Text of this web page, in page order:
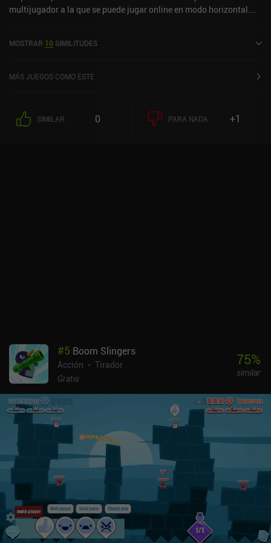
multijugador a la que se puede jugar online en modo horizontal.
Store de iOS.
MOSTRAR 10 SIMILITUDES
MÁS JUEGOS COMO ESTE
SIMILAR 0 PARA NADA +1
#5 Boom Slingers
Acción
Tirador
Gratis
75%
similar